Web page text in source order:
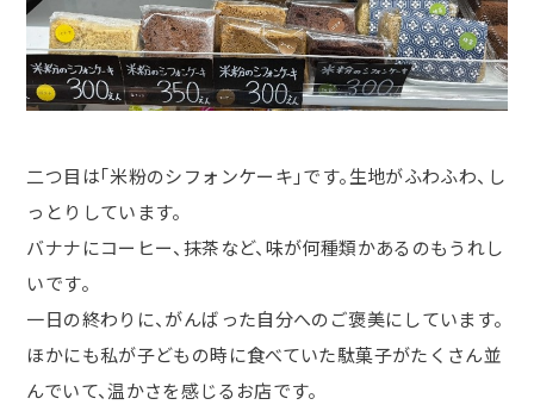
二つ目は「米粉のシフォンケーキ」です。生地がふわふわ、し
っとりしています。
バナナにコーヒー、抹茶など、味が何種類かあるのもうれし
いです。
一日の終わりに、がんばった自分へのご褒美にしています。
ほかにも私が子どもの時に食べていた駄菓子がたくさん並
んでいて、温かさを感じるお店です。